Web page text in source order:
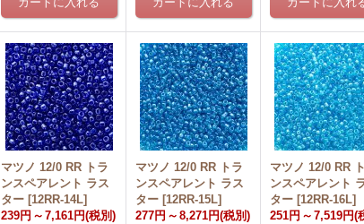
マツノ 12/0 RR トラ
ンスペアレント ラス
ター [12RR-14L]
239円 ～ 7,161円(税別)
マツノ 12/0 RR トラ
ンスペアレント ラス
ター [12RR-15L]
277円 ～ 8,271円(税別)
マツノ 12/0 RR
ンスペアレント
ター [12RR-16L]
251円 ～ 7,519円(